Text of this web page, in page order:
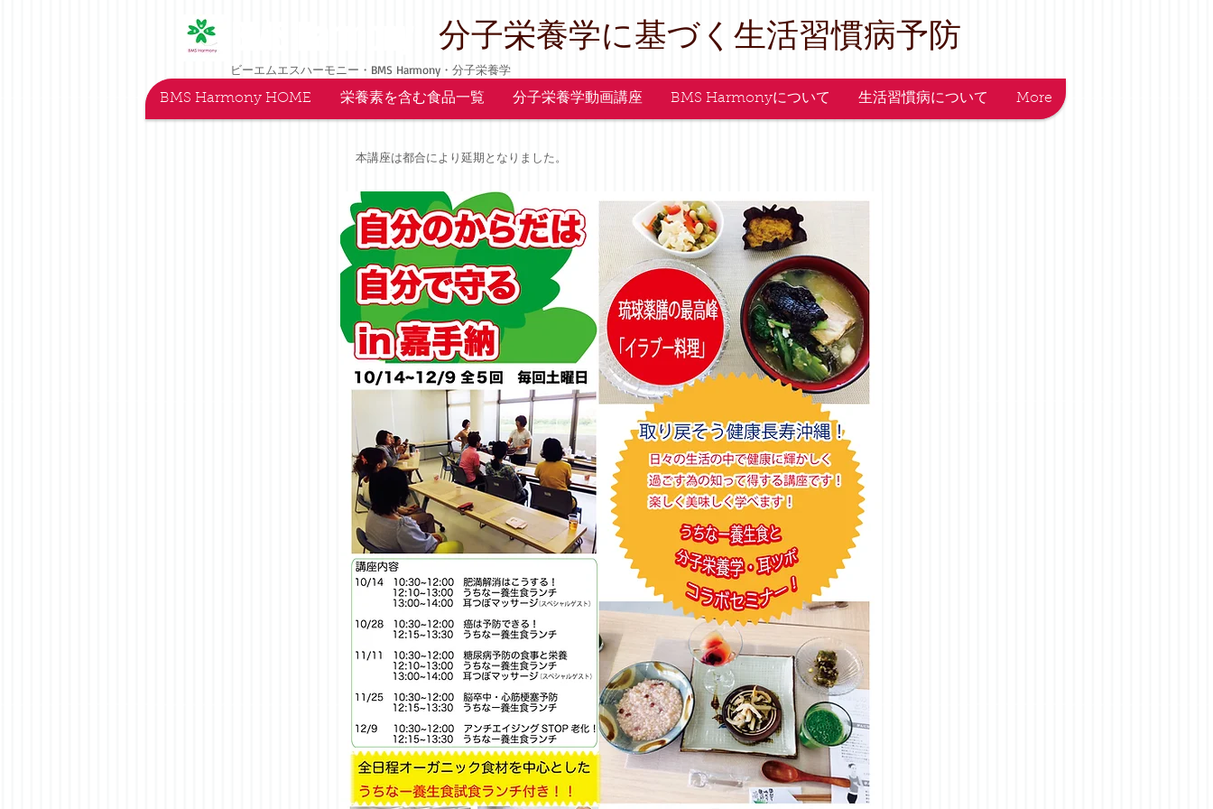
​分子栄養学に基づく生活習慣病予防
ビーエムエスハーモニー・BMS Harmony・分子栄養学
BMS Harmony HOME
栄養素を含む食品一覧 分子栄養学動画講座 BMS Harmonyについて 生活習慣病について More
本講座は都合により延期となりました。